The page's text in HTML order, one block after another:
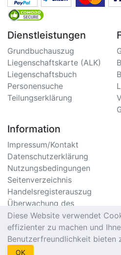
Dienstleistungen
Grundbuchauszug
Liegenschaftskarte (ALK)
Liegenschaftsbuch
Personensuche
Teilungserklärung
Information
Impressum/Kontakt
Datenschutzerklärung
Nutzungsbedingungen
Seitenverzeichnis
Handelsregisterauszug
Überwachung des
Handelsregister
Meldebescheinigung
Online
Einwohnermeldeamt
Diese Website verwendet
effizienter zu machen und
Benutzerfreundlichkeit bieten
OK